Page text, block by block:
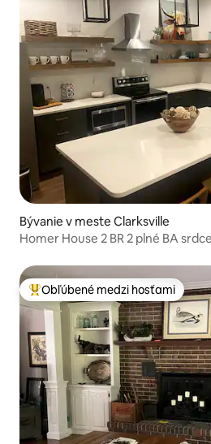
Bývanie v meste Clarksville
Homer House 2 BR 2 plné BA
Najobľúbenejšie medzi hosťami
Obľúbené medzi hosťami